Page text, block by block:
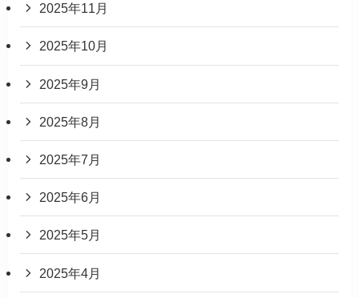
2025年11月
2025年10月
2025年9月
2025年8月
2025年7月
2025年6月
2025年5月
2025年4月